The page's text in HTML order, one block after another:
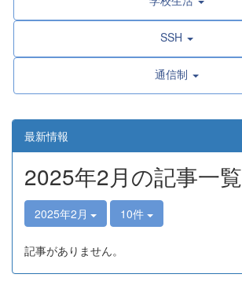
SSH
通信制
最新情報
2025年2月の記事一覧
2025年2月 10件
記事がありません。